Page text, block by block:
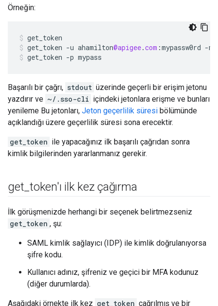
Örneğin:
get_token
get_token -u ahamilton@apigee.com :mypassw0rd -m
get_token -p mypass
Başarılı bir çağrı, stdout üzerinde geçerli bir erişim jetonu
yazdırır ve ~/.sso-cli içindeki jetonlara erişme ve bunları
yenileme Bu jetonları, Jeton geçerlilik süresi bölümünde
açıklandığı üzere geçerlilik süresi sona erecektir.
get_token ile yapacağınız ilk başarılı çağrıdan sonra
kimlik bilgilerinden yararlanmanız gerekir.
get _token'ı ilk kez çağırma
İlk görüşmenizde herhangi bir seçenek belirtmezseniz
get_token , şu:
SAML kimlik sağlayıcı (IDP) ile kimlik doğrulanıyorsa
şifre kodu.
Kullanıcı adınız, şifreniz ve geçici bir MFA kodunuz
(diğer durumlarda).
Aşağıdaki örnekte ilk kez get_token çağrılmış ve bir